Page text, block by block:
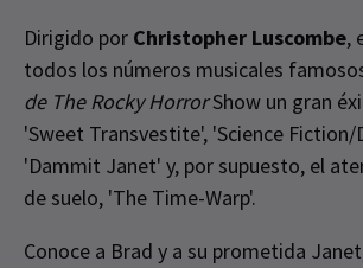
Dirigido por Christopher Luscombe,
todos los números musicales
de The Rocky HorrorShow un gran
'Sweet Transvestite', 'Science Fiction/
'Dammit Janet' y, por supuesto, el
de suelo, 'The Time-Warp'.
Conoce a Brad y a su prometida